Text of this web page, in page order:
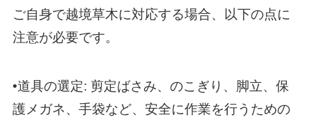
ご自身で越境草木に対応する場合、以下の点に
注意が必要です。
•道具の選定: 剪定ばさみ、のこぎり、脚立、保
護メガネ、手袋など、安全に作業を行うための